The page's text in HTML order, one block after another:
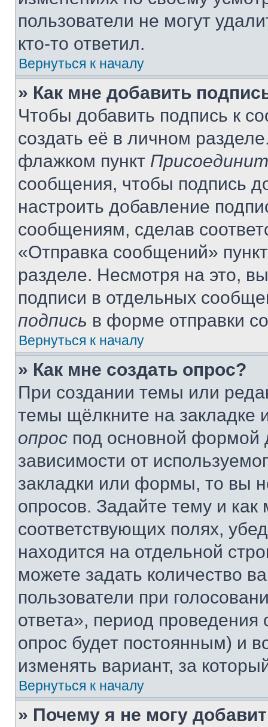
пользователи не могут
кто-то ответил.
Вернуться к началу
» Как мне добавить
Чтобы добавить подпись к
создать её в личном
флажком пункт
сообщения, чтобы подпись
настроить добавление
сообщениям, сделав
«Отправка сообщений»
разделе. Несмотря на это,
подписи в отдельных
подпись в форме отправки
Вернуться к началу
» Как мне создать опрос?
При создании темы или
темы щёлкните на
опрос под основной формой
зависимости от
закладки или формы, то вы
опросов. Задайте тему и
соответствующих полях,
находится на отдельной
можете задать количество
пользователи при
ответа», период проведения
опрос будет постоянным) и
изменять вариант, за
Вернуться к началу
» Почему я не могу